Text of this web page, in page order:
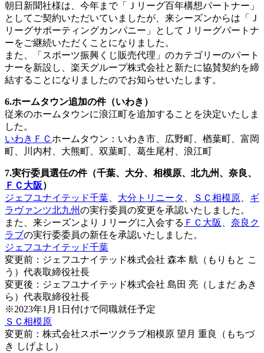
朝日新聞社様は、今年まで「Ｊリーグ百年構想パートナー」
としてご契約いただいていましたが、来シーズンからは「Ｊ
リーグサポーティングカンパニー」としてＪリーグパートナ
ーをご継続いただくことになりました。
また、「スポーツ振興くじ販売代理」のカテゴリーのパート
ナーを新設し、楽天グループ株式会社と新たに協賛契約を締
結することになりましたのでお知らせいたします。
6.ホームタウン追加の件（いわき）
従来のホームタウンに浪江町を追加することを決定いたしま
した。
いわきＦＣ ホームタウン：いわき市、広野町、楢葉町、富岡
町、川内村、大熊町、双葉町、葛生尾村、浪江町
7.実行委員選任の件（千葉、大分、相模原、北九州、奈良、
ＦＣ大阪）
ジェフユナイテッド千葉
大分トリニータ ＳＣ相模原
ギ
ラヴァンツ北九州の実行委員の変更を承認いたしました。
また、来シーズンよりＪリーグに入会する ＦＣ大阪
奈良ク
ラブの実行委委員の新任を承認いたしました。
ジェフユナイテッド千葉
変更前：ジェフユナイテッド株式会社 森本 航（もりもと こ
う）代表取締役社長
変更後：ジェフユナイテッド株式会社 島田 亮（しまだ あき
ら）代表取締役社長
※2023年1月1日付けで同職就任予定
ＳＣ相模原
変更前：株式会社スポーツクラブ相模原 望月 重良（もちづ
き しげよし）